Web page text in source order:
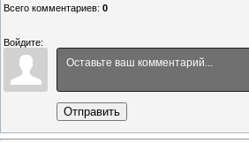
Всего комментариев: 0
Войдите:
Отправить